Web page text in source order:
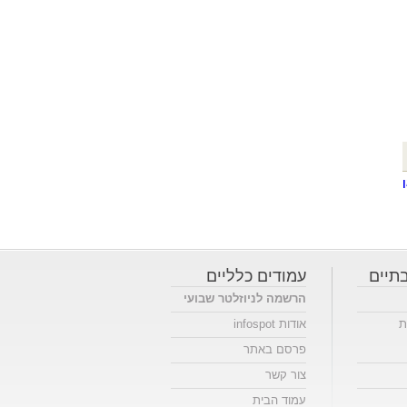
עמודים כלליים
הרשמה לניוזלטר שבועי
אודות infospot
פרסם באתר
צור קשר
עמוד הבית